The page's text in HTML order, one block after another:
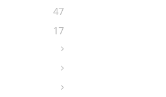
47
17